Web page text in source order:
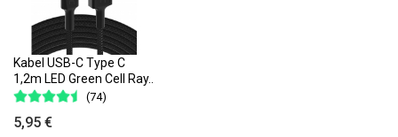
Kabel USB-C Type C
1,2m LED Green Cell Ray..
(74)
5,95 €